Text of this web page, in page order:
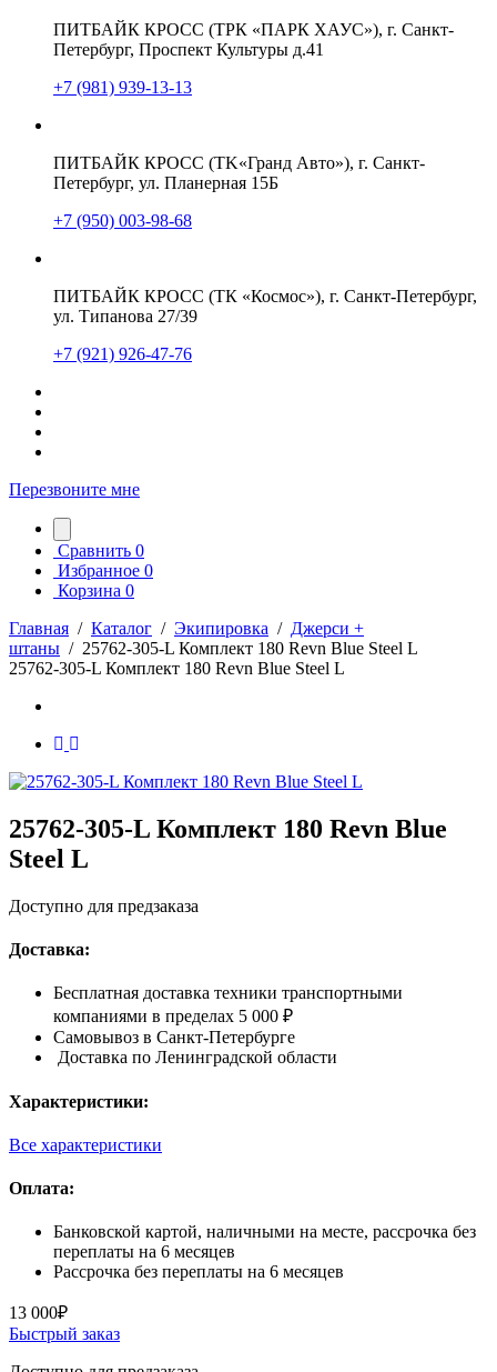
ПИТБАЙК КРОСС (ТРК «ПАРК ХАУС»), г. Санкт-
Петербург, Проспект Культуры д.41
+7 (981) 939-13-13
ПИТБАЙК КРОСС (TK«Гранд Авто»), г. Санкт-
Петербург, ул. Планерная 15Б
+7 (950) 003-98-68
ПИТБАЙК КРОСС (ТК «Космос»), г. Санкт-Петербург,
ул. Типанова 27/39
+7 (921) 926-47-76
Перезвоните мне
Сравнить 0
Избранное 0
Корзина 0
Главная / Каталог / Экипировка / Джерси +
штаны / 25762-305-L Комплект 180 Revn Blue Steel L
25762-305-L Комплект 180 Revn Blue Steel L
25762-305-L Комплект 180 Revn Blue
Steel L
Доступно для предзаказа
Доставка:
Бесплатная доставка техники транспортными
компаниями в пределах 5 000 ₽
Самовывоз в Санкт-Петербурге
Доставка по Ленинградской области
Характеристики:
Все характеристики
Оплата:
Банковской картой, наличными на месте, рассрочка без
переплаты на 6 месяцев
Рассрочка без переплаты на 6 месяцев
13 000₽
Быстрый заказ